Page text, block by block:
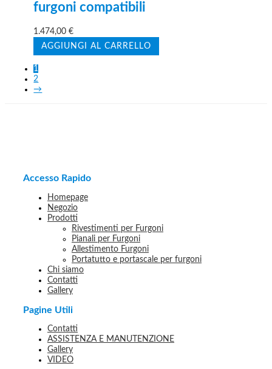
furgoni compatibili
1.474,00€
AGGIUNGI AL CARRELLO
1
2
→
Accesso Rapido
Homepage
Negozio
Prodotti
Rivestimenti per Furgoni
Pianali per Furgoni
Allestimento Furgoni
Portatutto e portascale per furgoni
Chi siamo
Contatti
Gallery
Pagine Utili
Contatti
ASSISTENZA E MANUTENZIONE
Gallery
VIDEO